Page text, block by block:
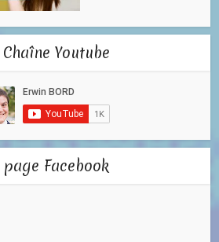
Youtube
page Facebook